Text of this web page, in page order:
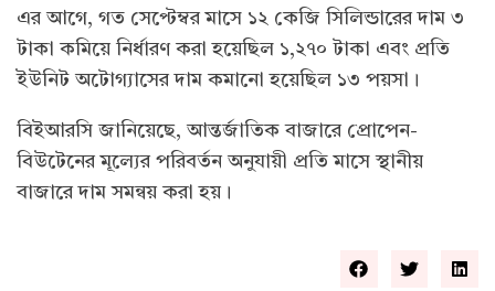
এর আগে, গত সেপ্টেম্বর মাসে ১২ কেজি সিলিন্ডারের দাম ৩
টাকা কমিয়ে নির্ধারণ করা হয়েছিল ১,২৭০ টাকা এবং প্রতি
ইউনিট অটোগ্যাসের দাম কমানো হয়েছিল ১৩ পয়সা।
বিইআরসি জানিয়েছে, আন্তর্জাতিক বাজারে প্রোপেন-
বিউটেনের মূল্যের পরিবর্তন অনুযায়ী প্রতি মাসে স্থানীয়
বাজারে দাম সমন্বয় করা হয়।